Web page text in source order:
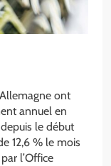
ont
annuel en
le début
12,6 % le mois
l’Office